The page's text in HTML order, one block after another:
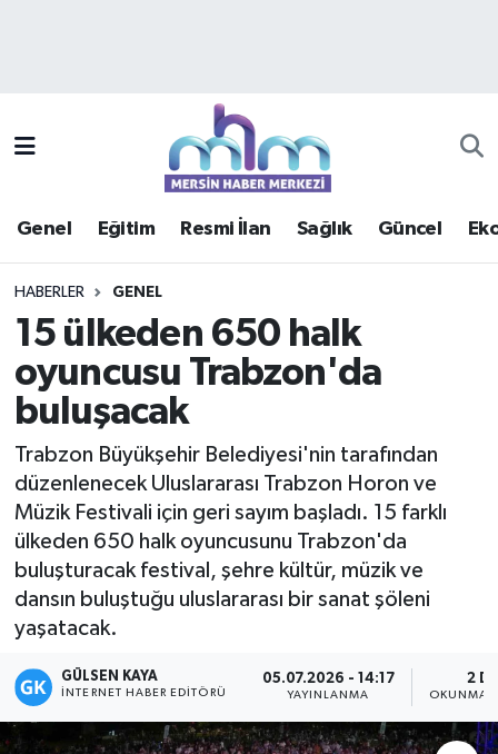
Genel Eğitim Resmi İlan Sağlık Güncel
HABERLER GENEL
15 ülkeden 650 halk
oyuncusu Trabzon'da
buluşacak
Trabzon Büyükşehir Belediyesi'nin tarafından
düzenlenecek Uluslararası Trabzon Horon ve
Müzik Festivali için geri sayım başladı. 15 farklı
ülkeden 650 halk oyuncusunu Trabzon'da
buluşturacak festival, şehre kültür, müzik ve
dansın buluştuğu uluslararası bir sanat şöleni
yaşatacak.
GÜLSEN KAYA
İNTERNET HABER EDITÖRÜ
05.07.2026 - 14:17
YAYINLANMA
2 DK
OKUNMA
Güncel
Haberde insan
Kültür - Sanat
Magazin
Mersin
Mersin Trafik Yoğunluk Haritası
Süper Lig Puan Durumu ve Fikstür
Haber Arşivi